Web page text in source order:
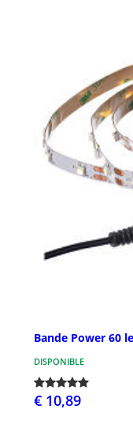
Bande Power 60
DISPONIBLE
€ 10,89